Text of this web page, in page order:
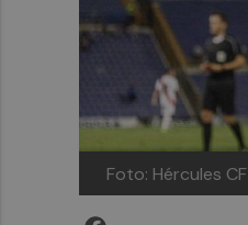
Foto: Hércules CF